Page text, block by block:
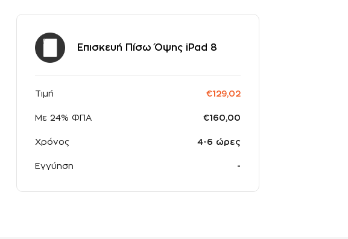
Επισκευή Πίσω Όψης iPad 8
Τιμή €129,02
Με 24% ΦΠΑ €160,00
Χρόνος 4-6 ώρες
Εγγύηση -